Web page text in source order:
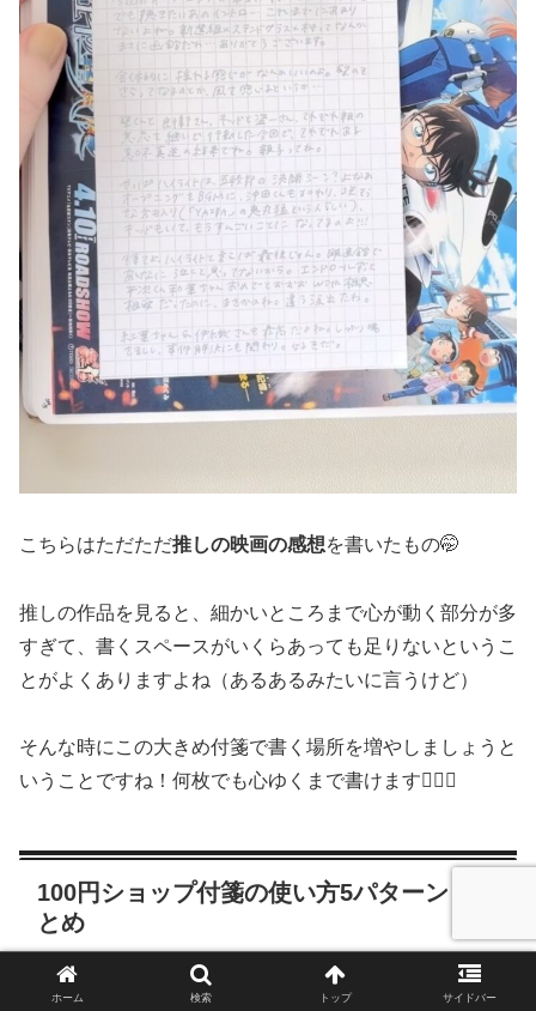
こちらはただただ推しの映画の感想を書いたもの🤭
推しの作品を見ると、細かいところまで心が動く部分が多
すぎて、書くスペースがいくらあっても足りないというこ
とがよくありますよね（あるあるみたいに言うけど）
そんな時にこの大きめ付箋で書く場所を増やしましょうと
いうことですね！何枚でも心ゆくまで書けます🙆🏻‍♀️
100円ショップ付箋の使い方5パターン ま
とめ
ホーム 検索 トップ サイドバー